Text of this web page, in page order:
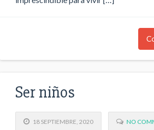
Ser niños
18 SEPTIEMBRE, 2020 NO